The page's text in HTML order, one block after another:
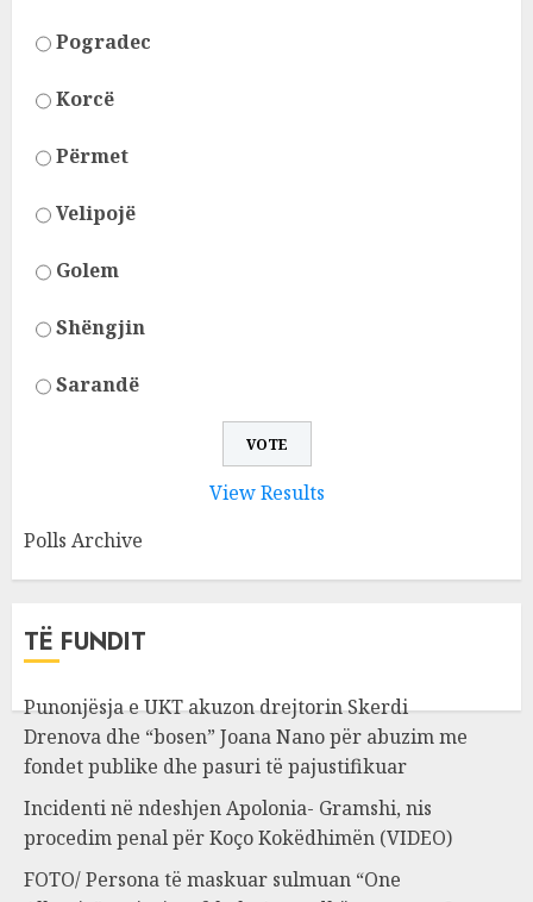
Pogradec
Korcë
Përmet
Velipojë
Golem
Shëngjin
Sarandë
View Results
Polls Archive
TË FUNDIT
Punonjësja e UKT akuzon drejtorin Skerdi
Drenova dhe “bosen” Joana Nano për abuzim me
fondet publike dhe pasuri të pajustifikuar
Incidenti në ndeshjen Apolonia- Gramshi, nis
procedim penal për Koço Kokëdhimën (VIDEO)
FOTO/ Persona të maskuar sulmuan “One